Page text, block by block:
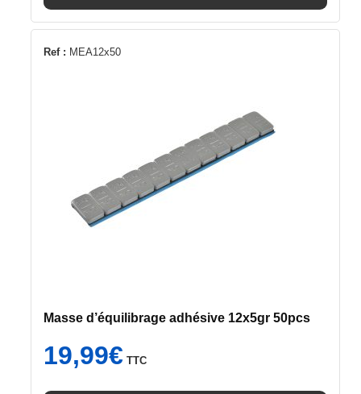
Ref : MEA12x50
Masse d’équilibrage adhésive 12x5gr 50pcs
19,99€ TTC